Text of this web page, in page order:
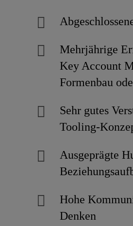
Mehrjährige
Key Account
Formenbau
Sehr gutes
Tooling-
Ausgeprägte
Hohe
Denken